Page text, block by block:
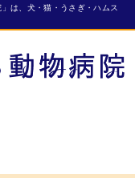
は、犬・猫・うさぎ・ハムス